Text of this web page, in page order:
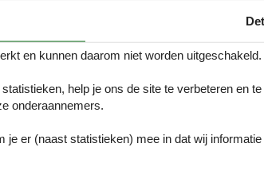
gezellig ingericht: hal. 1 2-pers. kamer met
met Sat-TV (Flatscreen TV). Uitgang naar
met eethoek en stereo-installatie.
haardroger. Internet (Internet (WiFi)).
Zonnige ligging, 600 m van het skigebied.
skischoendroger. Parkeerplaats bij het
overdekt zwembad 7 km. Kabelbaan 600 m,
kunnen gemakkelijk worden bereikt: Ischgl
en kunnen daarom niet worden uitgeschakeld.
help je ons de site te verbeteren en
onderaannemers.
er (naast statistieken) mee in dat wij